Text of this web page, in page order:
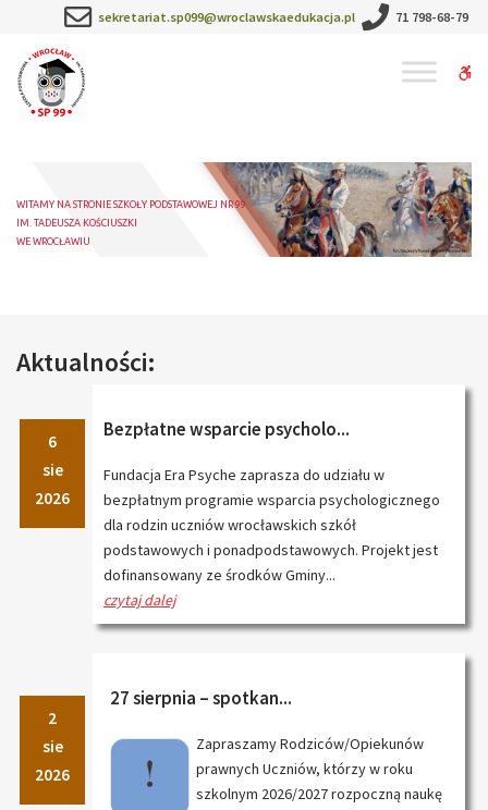
Podstawowa
Kościuszki
sekretariat.sp099@wroclawskaedukacja.pl 71 798-68-79
WITAMY NA STRONIE SZKOŁY PODSTAWOWEJ NR 99
IM. TADEUSZA KOŚCIUSZKI
WE WROCŁAWIU
Aktualności:
6
sie
2026
Bezpłatne wsparcie psycholo...
Fundacja Era Psyche zaprasza do udziału w
bezpłatnym programie wsparcia psychologicznego
dla rodzin uczniów wrocławskich szkół
podstawowych i ponadpodstawowych. Projekt jest
dofinansowany ze środków Gminy...
czytaj dalej
2
sie
2026
27 sierpnia – spotkan...
Zapraszamy Rodziców/Opiekunów
prawnych Uczniów, którzy w roku
szkolnym 2026/2027 rozpoczną naukę